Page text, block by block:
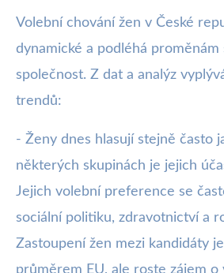
Volební chování žen v České
dynamické a podléhá proměnám
společnost. Z dat a analýz
trendů:
- Ženy dnes hlasují stejně často
některých skupinách je jejich
Jejich volební preference se
sociální politiku, zdravotnictví a
Zastoupení žen mezi kandidáty
průměrem EU, ale roste zájem